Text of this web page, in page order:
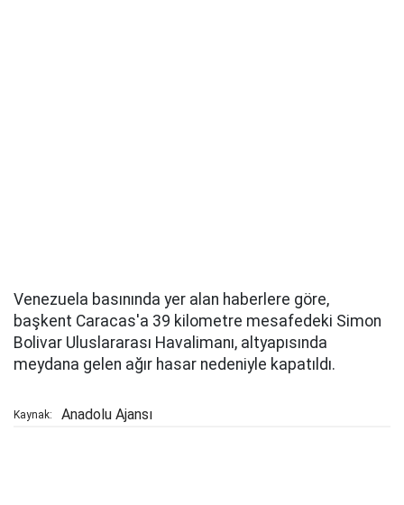
Venezuela basınında yer alan haberlere göre,
başkent Caracas'a 39 kilometre mesafedeki Simon
Bolivar Uluslararası Havalimanı, altyapısında
meydana gelen ağır hasar nedeniyle kapatıldı.
Kaynak: Anadolu Ajansı